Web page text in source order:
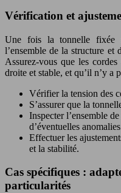
Vérification et
Une fois la tonnelle
l’ensemble de la structure et
Assurez-vous que les
droite et stable, et qu’il n’y a
Vérifier la tension des
S’assurer que la
Inspecter l’ensemble
d’éventuelles
Effectuer les
et la stabilité.
Cas spécifiques :
particularités